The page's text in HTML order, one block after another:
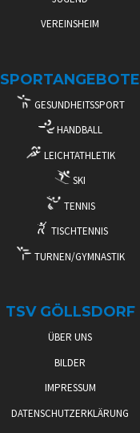
VEREINSHEIM
SPORTANGEBOTE
GESUNDHEITSSPORT
HANDBALL
LEICHTATHLETIK
SKI
TENNIS
TISCHTENNIS
TURNEN/GYMNASTIK
TSV GÖLLSDORF
ÜBER UNS
BILDER
IMPRESSUM
DATENSCHUTZERKLÄRUNG